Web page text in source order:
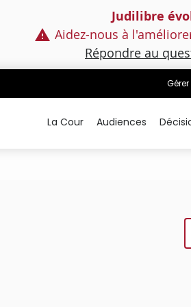
Judilibre
Aidez-nous à
Répondre au
La Cour Audiences